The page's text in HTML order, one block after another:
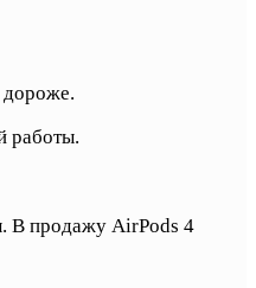
дороже.
работы.
В продажу AirPods 4